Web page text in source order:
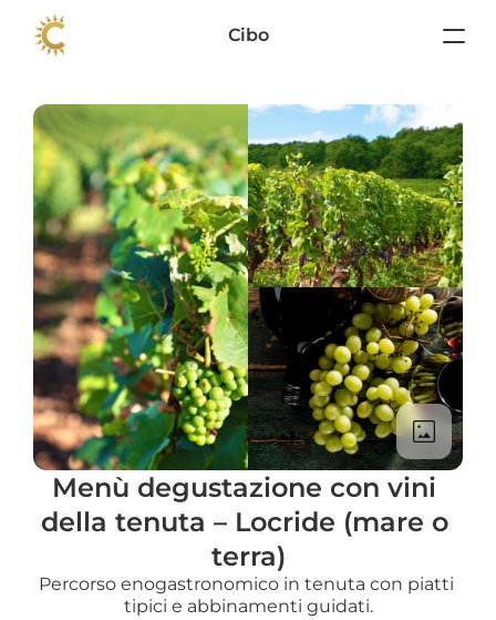
Cibo
Menù degustazione con vini
della tenuta – Locride (mare o
terra)
Percorso enogastronomico in tenuta con piatti
tipici e abbinamenti guidati.